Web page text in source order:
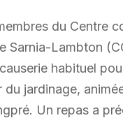
du Centre
Sarnia-Lambton
habituel
du jardinage,
Un repas a